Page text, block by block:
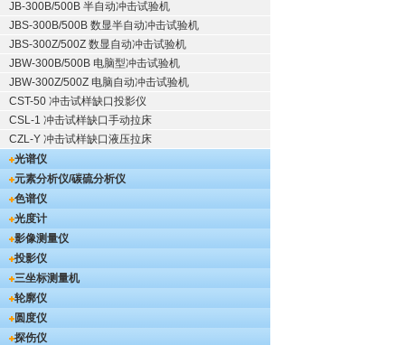
JB-300B/500B 半自动冲击试验机
JBS-300B/500B 数显半自动冲击试验机
JBS-300Z/500Z 数显自动冲击试验机
JBW-300B/500B 电脑型冲击试验机
JBW-300Z/500Z 电脑自动冲击试验机
CST-50 冲击试样缺口投影仪
CSL-1 冲击试样缺口手动拉床
CZL-Y 冲击试样缺口液压拉床
光谱仪
元素分析仪/碳硫分析仪
色谱仪
光度计
影像测量仪
投影仪
三坐标测量机
轮廓仪
圆度仪
探伤仪